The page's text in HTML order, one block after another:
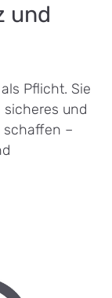
und
Pflicht. Sie
sicheres und
schaffen –